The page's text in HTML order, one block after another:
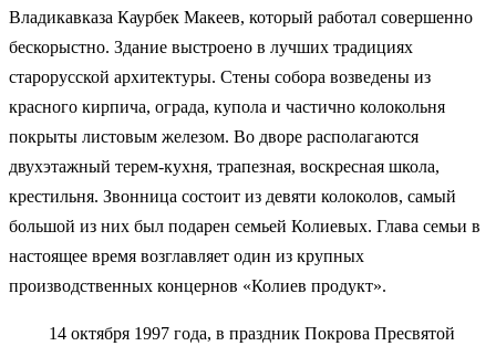
Владикавказа Каурбек Макеев, который работал совершенно
бескорыстно. Здание выстроено в лучших традициях
старорусской архитектуры. Стены собора возведены из
красного кирпича, ограда, купола и частично колокольня
покрыты листовым железом. Во дворе располагаются
двухэтажный терем-кухня, трапезная, воскресная школа,
крестильня. Звонница состоит из девяти колоколов, самый
большой из них был подарен семьей Колиевых. Глава семьи в
настоящее время возглавляет один из крупных
производственных концернов «Колиев продукт».
14 октября 1997 года, в праздник Покрова Пресвятой